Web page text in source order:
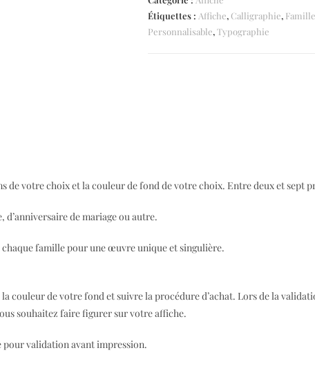
Étiquettes : Affiche,Calligraphie, Famille
Personnalisable,Typographie
de votre choix et la couleur de fond de votre choix. Entre deux et sept
d’anniversaire de mariage ou autre.
famille pour une œuvre unique et singulière.
couleur de votre fond et suivre la procédure d’achat. Lors de la
souhaitez faire figurer sur votre affiche.
pour validation avant impression.